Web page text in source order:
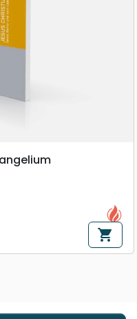
shopping_cart